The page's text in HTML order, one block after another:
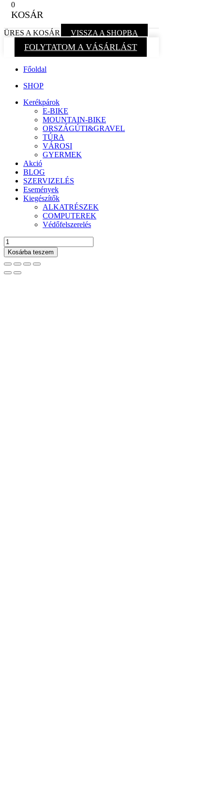
0
KOSÁR
ÜRES A KOSÁR VISSZA A SHOPBA
FOLYTATOM A VÁSÁRLÁST
Főoldal
SHOP
Kerékpárok
E-BIKE
MOUNTAIN-BIKE
ORSZÁGÚTI&GRAVEL
TÚRA
VÁROSI
GYERMEK
Akció
BLOG
SZERVIZELÉS
Események
Kiegészítők
ALKATRÉSZEK
COMPUTEREK
Védőfelszerelés
Strike
eRIDE
900
EVO
Fekete
Kosárba teszem